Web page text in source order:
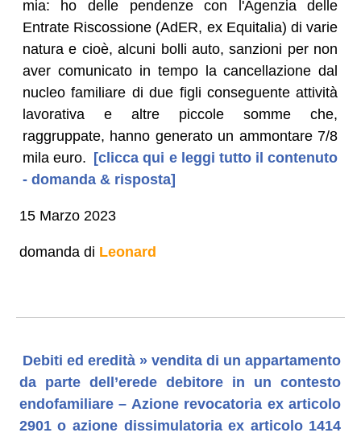
mia: ho delle pendenze con l'Agenzia delle
Entrate Riscossione (AdER, ex Equitalia) di varie
natura e cioè, alcuni bolli auto, sanzioni per non
aver comunicato in tempo la cancellazione dal
nucleo familiare di due figli conseguente attività
lavorativa e altre piccole somme che,
raggruppate, hanno generato un ammontare 7/8
mila euro. [clicca qui e leggi tutto il contenuto
- domanda & risposta]
15 Marzo 2023
domanda di Leonard
Debiti ed eredità » vendita di un appartamento
da parte dell’erede debitore in un contesto
endofamiliare – Azione revocatoria ex articolo
2901 o azione dissimulatoria ex articolo 1414